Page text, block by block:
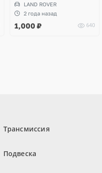
LAND ROVER
2 года назад
1,000 ₽ 640
Трансмиссия
Подвеска